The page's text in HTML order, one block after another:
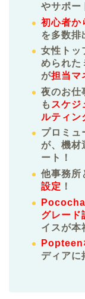
やサポー
初心者か
を多数排
女性トッ
められた
が担当マ
夜のお仕
も スケジ
ルティン
プロミュ
が、機材
ート！
他事務所
設定 ！
グレード
イスが本
Popteen
ディアに